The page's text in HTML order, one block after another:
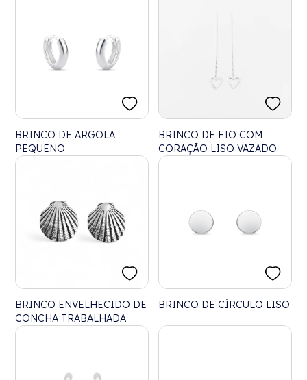
BRINCO DE ARGOLA
PEQUENO
BRINCO DE FIO COM
CORAÇÃO LISO VAZADO
BRINCO ENVELHECIDO DE
CONCHA TRABALHADA
BRINCO DE CÍRCULO LISO